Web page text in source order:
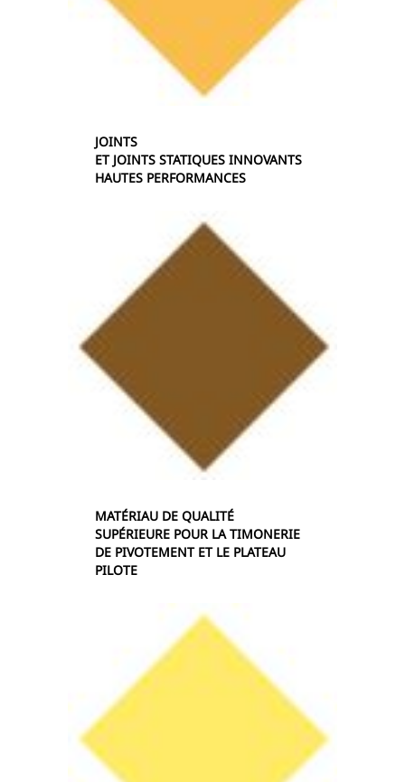
JOINTS
ET JOINTS STATIQUES INNOVANTS
HAUTES PERFORMANCES
MATÉRIAU DE QUALITÉ
SUPÉRIEURE POUR LA TIMONERIE
DE PIVOTEMENT ET LE PLATEAU
PILOTE